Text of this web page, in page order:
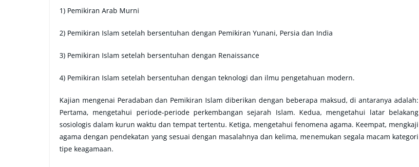
1) Pemikiran Arab Murni
2) Pemikiran Islam setelah bersentuhan dengan Pemikiran Yunani, Persia dan India
3) Pemikiran Islam setelah bersentuhan dengan Renaissance
4) Pemikiran Islam setelah bersentuhan dengan teknologi dan ilmu pengetahuan modern.
Kajian mengenai Peradaban dan Pemikiran Islam diberikan dengan beberapa maksud, di antaranya adalah:
Pertama, mengetahui periode-periode perkembangan sejarah Islam. Kedua, mengetahui latar belakang
sosiologis dalam kurun waktu dan tempat tertentu. Ketiga, mengetahui fenomena agama. Keempat, mengkaji
agama dengan pendekatan yang sesuai dengan masalahnya dan kelima, menemukan segala macam kategori
tipe keagamaan.